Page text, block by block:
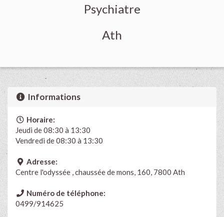
Psychiatre
Ath
Informations
Horaire:
Jeudi de 08:30 à 13:30
Vendredi de 08:30 à 13:30
Adresse:
Centre l'odyssée , chaussée de mons, 160, 7800 Ath
Numéro de téléphone:
0499/914625